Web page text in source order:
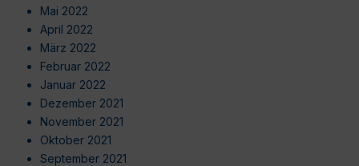
Mai 2022
April 2022
März 2022
Februar 2022
Januar 2022
Dezember 2021
November 2021
Oktober 2021
September 2021